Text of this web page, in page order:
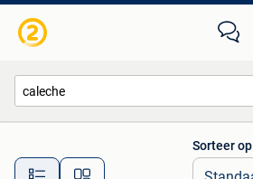
Alle afstanden…
Sorteer op